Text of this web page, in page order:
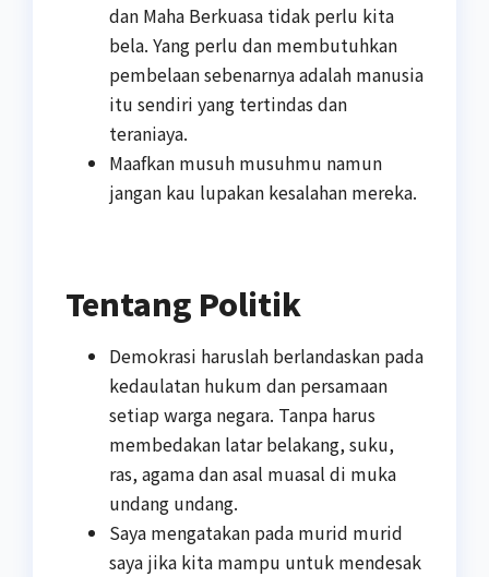
dan Maha Berkuasa tidak perlu kita
bela. Yang perlu dan membutuhkan
pembelaan sebenarnya adalah manusia
itu sendiri yang tertindas dan
teraniaya.
Maafkan musuh musuhmu namun
jangan kau lupakan kesalahan mereka.
Tentang Politik
Demokrasi haruslah berlandaskan pada
kedaulatan hukum dan persamaan
setiap warga negara. Tanpa harus
membedakan latar belakang, suku,
ras, agama dan asal muasal di muka
undang undang.
Saya mengatakan pada murid murid
saya jika kita mampu untuk mendesak